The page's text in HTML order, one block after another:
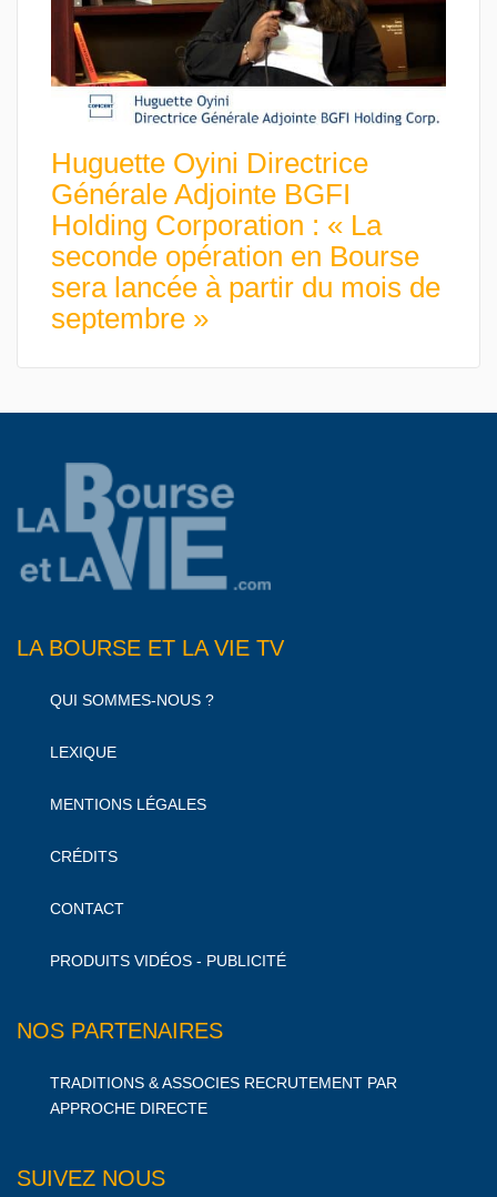
Huguette Oyini Directrice
Générale Adjointe BGFI
Holding Corporation : « La
seconde opération en Bourse
sera lancée à partir du mois de
septembre »
LA BOURSE ET LA VIE TV
QUI SOMMES-NOUS ?
LEXIQUE
MENTIONS LÉGALES
CRÉDITS
CONTACT
PRODUITS VIDÉOS - PUBLICITÉ
NOS PARTENAIRES
TRADITIONS & ASSOCIES RECRUTEMENT PAR
APPROCHE DIRECTE
SUIVEZ NOUS